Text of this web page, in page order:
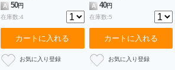
A
50円
在庫数:4
カートに入れる
A 40円
在庫数:5
カートに入れる